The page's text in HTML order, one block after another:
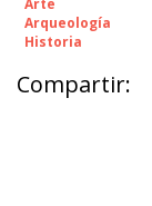
Arte
Arqueología
Historia
Compartir: